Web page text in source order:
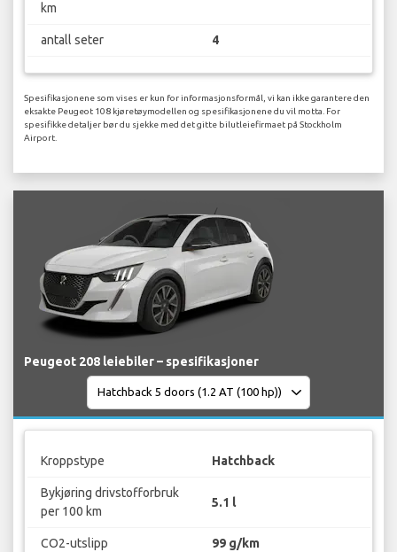
km
antall seter 4
Spesifikasjonene som vises er kun for informasjonsformål, vi kan ikke garantere den
eksakte Peugeot 108 kjøretøymodellen og spesifikasjonene du vil motta. For
spesifikke detaljer bør du sjekke med det gitte bilutleiefirmaet på Stockholm
Airport.
Peugeot 208 leiebiler – spesifikasjoner
Kroppstype Hatchback
Bykjøring drivstofforbruk
per 100 km
5.1 l
CO2-utslipp 99 g/km